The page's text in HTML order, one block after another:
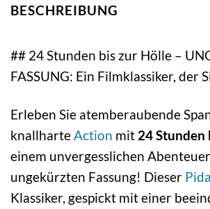
BESCHREIBUNG
## 24 Stunden bis zur Hölle –
FASSUNG: Ein Filmklassiker, der
Erleben Sie atemberaubende
knallharte Action mit 24 Stunden
einem unvergesslichen
ungekürzten Fassung! Dieser
Klassiker, gespickt mit einer